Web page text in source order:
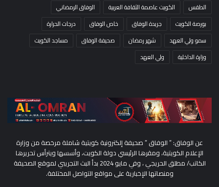
الطقس
الكويت عاصمة الثقافة العربية
الوفاق الرمضاني
بورصة الكويت
جريدة الوفاق خاص الوفاق
درجات الحرارة
سمو ولي العهد
شهر رمضان صحيفة الوفاق
مساجد الكويت
وزارة الداخلية
ولي العهد
عن الوفاق: ” الوفاق ” صحيفة إلكترونية كويتية شاملة مرخصة من وزارة
الإعلام الكويتية، ومقرها الرئيسي دولة الكويت، وأسسها ويترأس تحريرها
الكاتب/ مطلق الحريجي ، وفي مايو 2024 بدأ البث التجريبي لموقع الصحيفة
ومنصاتها الإخبارية على مواقع التواصل المختلفة.